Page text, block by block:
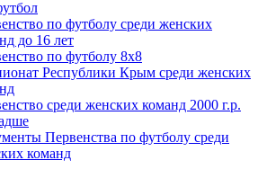
по футболу среди женских
до 16 лет
по футболу 8х8
Республики Крым среди женских
среди женских команд 2000 г.р.
Первенства по футболу среди
команд